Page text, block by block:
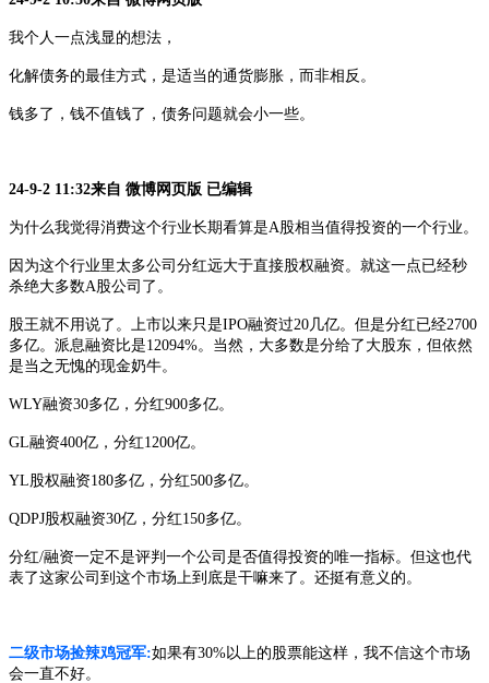
我个人一点浅显的想法，
化解债务的最佳方式，是适当的通货膨胀，而非相反。
钱多了，钱不值钱了，债务问题就会小一些。
24-9-2 11:32来自 微博网页版 已编辑
为什么我觉得消费这个行业长期看算是A股相当值得投资的一个行业。
因为这个行业里太多公司分红远大于直接股权融资。就这一点已经秒
杀绝大多数A股公司了。
股王就不用说了。上市以来只是IPO融资过20几亿。但是分红已经2700
多亿。派息融资比是12094%。当然，大多数是分给了大股东，但依然
是当之无愧的现金奶牛。
WLY融资30多亿，分红900多亿。
GL融资400亿，分红1200亿。
YL股权融资180多亿，分红500多亿。
QDPJ股权融资30亿，分红150多亿。
分红/融资一定不是评判一个公司是否值得投资的唯一指标。但这也代
表了这家公司到这个市场上到底是干嘛来了。还挺有意义的。
二级市场捡辣鸡冠军:如果有30%以上的股票能这样，我不信这个市场
会一直不好。